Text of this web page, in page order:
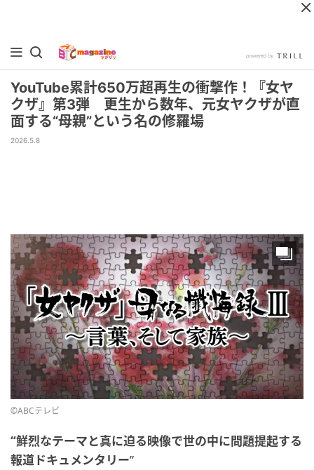
YouTube累計650万超再生の衝撃作！『女ヤ
クザ』第3弾 更生から数年、元女ヤクザが直
面する“母親”という名の修羅場
2026.5.8
©ABCテレビ
“鮮烈なテーマと真に迫る映像で世の中に問題提起する
報道ドキュメンタリー”